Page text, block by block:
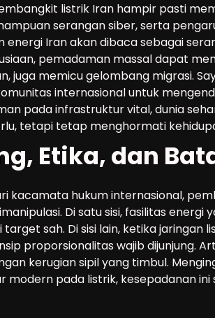
listrik Iran hampir pasti
serangan siber, serta
energi Iran akan dibaca sebagai
pemadaman massal dapat
juga memicu gelombang migrasi.
internasional untuk
pada infrastruktur vital, dunia
tetapi tetap menghormati
Etika, dan
kacamata hukum internasional,
Di satu sisi, fasilitas
sah. Di sisi lain, ketika jaringan
proporsionalitas wajib dijunjung.
kerugian sipil yang timbul.
pada listrik, kesepadanan